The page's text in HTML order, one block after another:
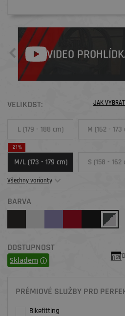
VIDEO
VELIKOST: JAK
L (179 - 188 cm) M (162 - 173
-21%
M/L (173 - 179 cm) S (158 - 162
Všechny varianty
BARVA
DOSTUPNOST
Skladem
PRÉMIOVÉ SLUŽBY PRO
Bikefitting